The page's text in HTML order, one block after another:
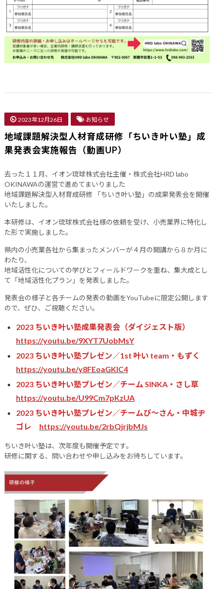
2023年12月26日 お知らせ
地域課題解決型人材育成研修「ちいき叶い塾」成
果発表会実施報告（動画UP）
去った１１月、イオン琉球株式会社主催・株式会社HRD labo
OKINAWAの運営で進めてまいりました
地域課題解決型人材育成研修 「ちいき叶い塾」の成果発表会を開催
いたしました。
本研修は、イオン琉球株式会社様の依頼を受け、小売業界に特化し
た形で実施しました。
県内の小売業各社から集まったメンバーが４月の開講から８か月に
わたり、
地域活性化についての学びとフィールドワークを重ね、集大成とし
て「地域活性化プラン」を発表しました。
発表会の様子と各チームの発表の動画をYouTubeに限定公開します
ので、ぜひ、ご視聴ください。
2023 ちいき叶い塾成果発表会（ダイジェスト版）
https://youtu.be/9XYT7UobMsY
2023 ちいき叶い塾プレゼン／1st 叶い team・もずく
https://youtu.be/y8FEoaGKIC4
2023 ちいき叶い塾プレゼン／チーム SINKA・さし草
https://youtu.be/U99Cm7pKzUA
2023 ちいき叶い塾プレゼン／チームび～さん・中城ヂ
ゴレ https://youtu.be/2rbQjrjbMJs
ちいき叶い塾は、次年度も開催予定です。
研修に関する、問い合わせや申し込みをお待ちしています。